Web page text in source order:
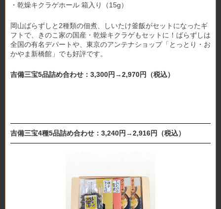
・乾燥キクラゲホール 箱入り（15g）
岡山ばらずしと2種類の佃煮、しいたけ釜飯がセットになったギ
フトで、きのこ家の国産・乾燥キクラゲもセットに！ばらずしは
全国の有名デパートや、東京のアンテナショップ「とっとり・お
かやま新橋館」でも好評です。
吉備三宝5品詰め合わせ：3,300円→2,970円（税込）
吉備三宝4種5品詰め合わせ：3,240円→2,916円（税込）